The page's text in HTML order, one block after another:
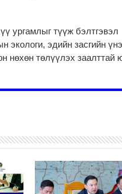
ургамлыг түүж бэлтгэвэл
экологи, эдийн засгийн
нөхөн төлүүлэх заалттай